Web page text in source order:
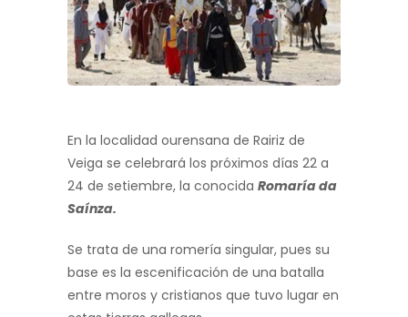
En la localidad ourensana de Rairiz de
Veiga se celebrará los próximos días 22 a
24 de setiembre, la conocida Romaría da
Saínza.
Se trata de una romería singular, pues su
base es la escenificación de una batalla
entre moros y cristianos que tuvo lugar en